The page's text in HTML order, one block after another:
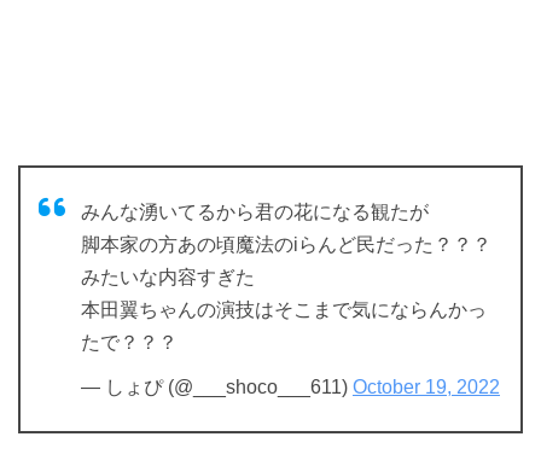
みんな湧いてるから君の花になる観たが
脚本家の方あの頃魔法のiらんど民だった？？？
みたいな内容すぎた
本田翼ちゃんの演技はそこまで気にならんかっ
たで？？？
— しょぴ (@___shoco___611) October 19, 2022